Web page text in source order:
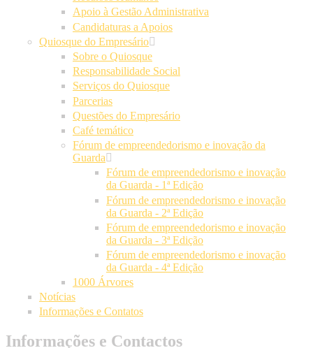
Apoio à Gestão Administrativa
Candidaturas a Apoios
Quiosque do Empresário
Sobre o Quiosque
Responsabilidade Social
Serviços do Quiosque
Parcerias
Questões do Empresário
Café temático
Fórum de empreendedorismo e inovação da
Guarda
Fórum de empreendedorismo e inovação
da Guarda - 1ª Edição
Fórum de empreendedorismo e inovação
da Guarda - 2ª Edição
Fórum de empreendedorismo e inovação
da Guarda - 3ª Edição
Fórum de empreendedorismo e inovação
da Guarda - 4ª Edição
1000 Árvores
Notícias
Informações e Contatos
Informações e Contactos